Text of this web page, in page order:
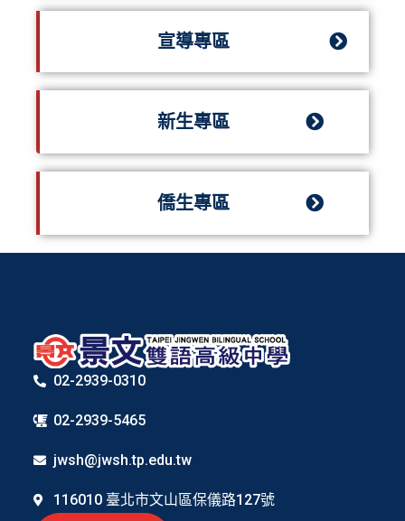
宣導專區
新生專區
僑生專區
02-2939-0310
02-2939-5465
jwsh@jwsh.tp.edu.tw
116010 臺北市文山區保儀路127號